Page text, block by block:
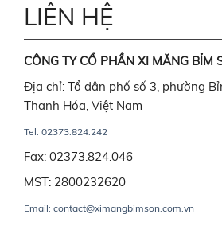
LIÊN HỆ
CÔNG TY CỔ PHẦN XI MĂNG BỈM
Địa chỉ: Tổ dân phố số 3, phường
Thanh Hóa, Việt Nam
Tel: 02373.824.242
Fax: 02373.824.046
MST: 2800232620
Email: contact@ximangbimson.com.vn